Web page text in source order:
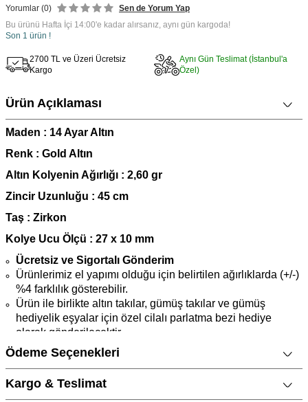
Yorumlar (0)
Sen de Yorum Yap
Bu ürünü Hafta İçi 14:00'e kadar alırsanız, aynı gün kargoda!
Son 1 ürün !
2700 TL ve Üzeri Ücretsiz
Kargo
Aynı Gün Teslimat (İstanbul'a
Özel)
Ürün Açıklaması
Maden : 14 Ayar Altın
Renk : Gold Altın
Altın Kolyenin Ağırlığı : 2,60 gr
Zincir Uzunluğu : 45 cm
Taş : Zirkon
Kolye Ucu Ölçü : 27 x 10 mm
Ücretsiz ve Sigortalı Gönderim
Ürünlerimiz el yapımı olduğu için belirtilen ağırlıklarda (+/-)
%4 farklılık gösterebilir.
Ürün ile birlikte altın takılar, gümüş takılar ve gümüş
hediyelik eşyalar için özel cilalı parlatma bezi hediye
olarak gönderilecektir.
Ürün fiyatları, websitesine özel promosyonlar nedeniyle
mağaza fiyatlarımızdan daha ucuz olabilir.
Ürün Açıklaması
Ödeme Seçenekleri
Kargo & Teslimat